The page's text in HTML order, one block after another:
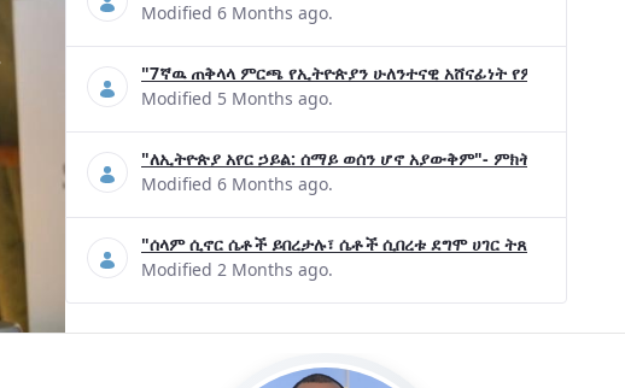
Modified 6 Months ago.
"7ኛዉ ጠቅላላ ምርጫ የኢትዮጵያን ሁለንተናዊ አሸናፊነት የምናረጋግጥበት
Modified 5 Months ago.
"ለኢትዮጵያ አየር ኃይል: ሰማይ ወሰን ሆኖ አያውቅም"- ምክትል ጠቅላይ
Modified 6 Months ago.
"ሰላም ሲኖር ሴቶች ይበረታሉ፣ ሴቶች ሲበረቱ ደግሞ ሀገር ትጸናለች"- ዶ/ር
Modified 2 Months ago.